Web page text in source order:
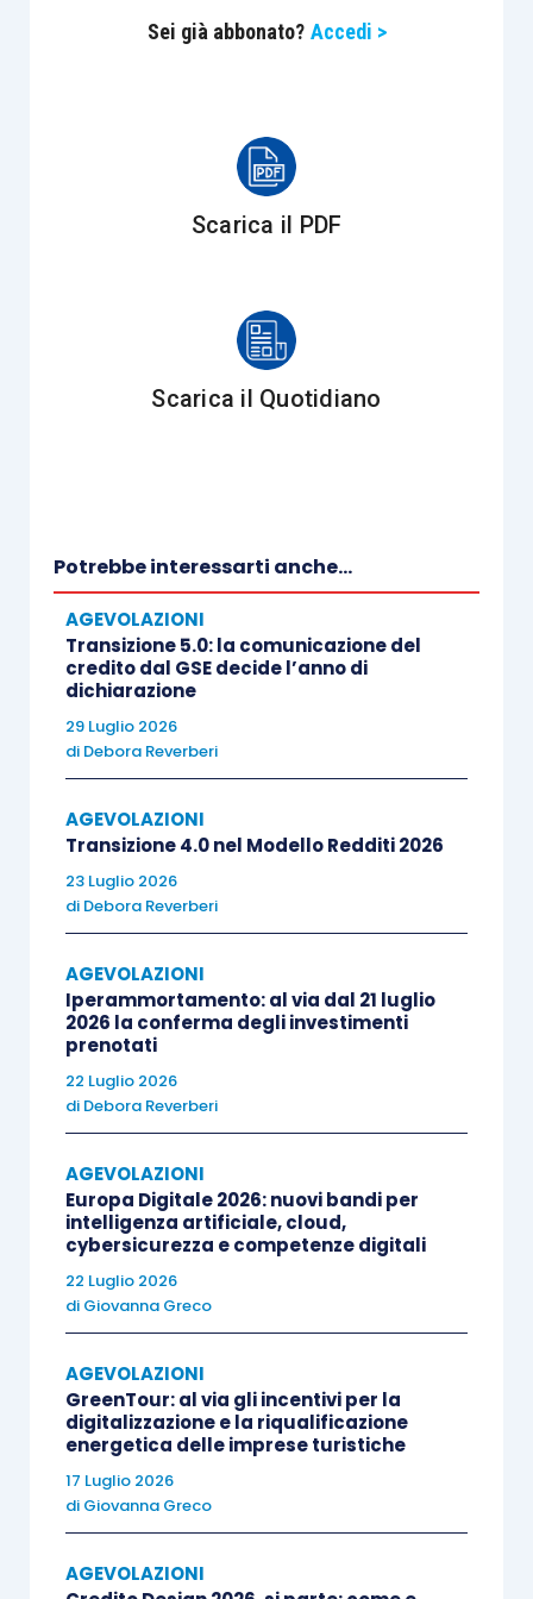
dalla norma, dellariduzione del fatturato e dei
Le regole diramate, possono essere così
marzo, aprile su aprile;
l’esito del confronto, se soddisfa la norma
per ciascun mese, dà diritto alla
sospensione per aprile.
verifica va fatta per il mese successivo
confrontando i fatturati di aprile;
ai fini delconteggio, occorre
tutteleoperazioni
riferimento
data della fattura. Per le fatture differite,
si assume la data del documento di
consegna: ad esempio, le consegne di
febbraio fatturate il 15 marzo, vanno
escluse dal calcolo mentre vanno incluse
le consegne di marzo ancorché fatturate
il 15 aprile);
per i corrispettivi si assume la data del
giorno. Qualora l’impresa abbia
deve essere eseguito sulla
due elementi.
Alla luce di tali chiarimenti, ipotizzando
un’impresa agricola che eserciti attività agricola
aprile potrà beneficiare della sospensione dei
versamentiexarticolo 18 D.L. 23/2020,dovrà
a)confrontare
effettuate amarzo 2020con quelle relative alle
operazioni effettuate a
Sei già abbonato? Accedi >
Scarica il PDF
Scarica il Quotidiano
Potrebbe interessarti anche...
AGEVOLAZIONI
Transizione 5.0: la comunicazione del
credito dal GSE decide l’anno di
dichiarazione
29 Luglio 2026
di Debora Reverberi
AGEVOLAZIONI
Transizione 4.0 nel Modello Redditi 2026
23 Luglio 2026
di Debora Reverberi
AGEVOLAZIONI
Iperammortamento: al via dal 21 luglio
2026 la conferma degli investimenti
prenotati
22 Luglio 2026
di Debora Reverberi
AGEVOLAZIONI
Europa Digitale 2026: nuovi bandi per
intelligenza artificiale, cloud,
cybersicurezza e competenze digitali
22 Luglio 2026
di Giovanna Greco
AGEVOLAZIONI
GreenTour: al via gli incentivi per la
digitalizzazione e la riqualificazione
energetica delle imprese turistiche
17 Luglio 2026
di Giovanna Greco
AGEVOLAZIONI